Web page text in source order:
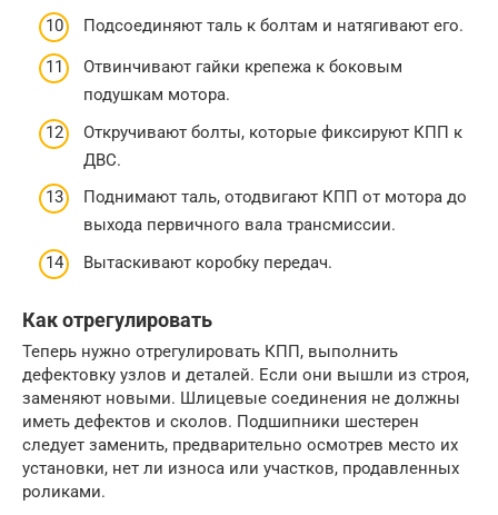
Подсоединяют таль к болтам и натягивают его.
Отвинчивают гайки крепежа к боковым
подушкам мотора.
Откручивают болты, которые фиксируют КПП к
ДВС.
Поднимают таль, отодвигают КПП от мотора до
выхода первичного вала трансмиссии.
Вытаскивают коробку передач.
Как отрегулировать
Теперь нужно отрегулировать КПП, выполнить
дефектовку узлов и деталей. Если они вышли из строя,
заменяют новыми. Шлицевые соединения не должны
иметь дефектов и сколов. Подшипники шестерен
следует заменить, предварительно осмотрев место их
установки, нет ли износа или участков, продавленных
роликами.